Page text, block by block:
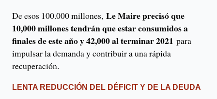
De esos 100.000 millones, Le Maire precisó que
10,000 millones tendrán que estar consumidos a
finales de este año y 42,000 al terminar 2021 para
impulsar la demanda y contribuir a una rápida
recuperación.
LENTA REDUCCIÓN DEL DÉFICIT Y DE LA DEUDA